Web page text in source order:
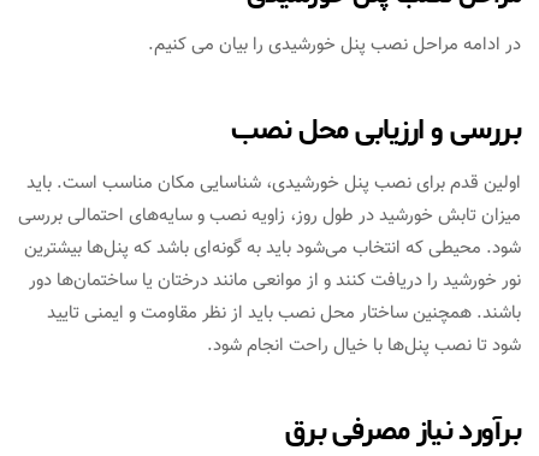
در ادامه مراحل نصب پنل خورشیدی را بیان می کنیم.
بررسی و ارزیابی محل نصب
اولین قدم برای نصب پنل خورشیدی، شناسایی مکان مناسب است. باید
میزان تابش خورشید در طول روز، زاویه نصب و سایه‌های احتمالی بررسی
شود. محیطی که انتخاب می‌شود باید به گونه‌ای باشد که پنل‌ها بیشترین
نور خورشید را دریافت کنند و از موانعی مانند درختان یا ساختمان‌ها دور
باشند. همچنین ساختار محل نصب باید از نظر مقاومت و ایمنی تایید
شود تا نصب پنل‌ها با خیال راحت انجام شود.
برآورد نیاز مصرفی برق